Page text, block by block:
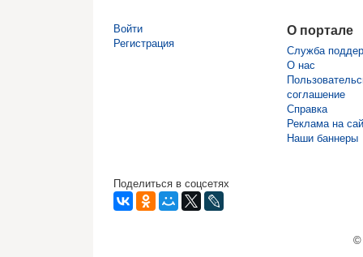
Войти
Регистрация
О портале
Служба
О нас
соглашение
Справка
Реклама на
Наши баннеры
Поделиться в соцсетях
©